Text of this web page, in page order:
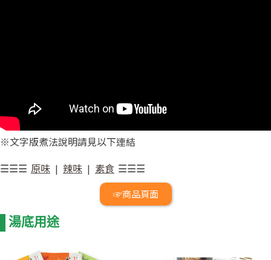
※文字版煮法說明請見以下連結
☰☰☰ 原味 | 辣味 | 素食 ☰☰☰
☞商品頁面
湯底用途